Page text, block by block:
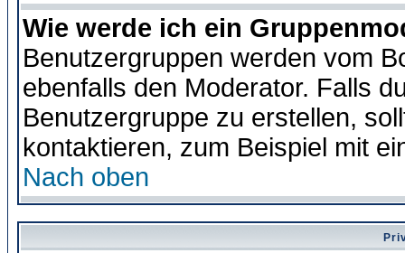
Wie werde ich ein
Benutzergruppen werden vom
ebenfalls den Moderator. Falls
Benutzergruppe zu erstellen,
kontaktieren, zum Beispiel mit
Nach oben